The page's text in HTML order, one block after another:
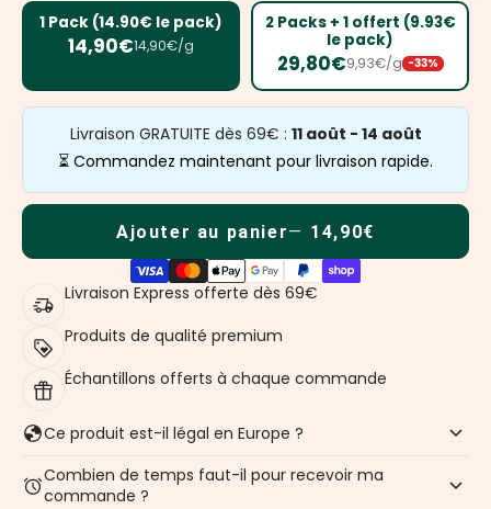
1 Pack (14.90€ le pack)
14,90€14,90€/g
2 Packs + 1 offert (9.93€
le pack)
29,80€9,93€/g -33%
Livraison GRATUITE dès 69€ : 11 août - 14 août
⏳ Commandez maintenant pour livraison rapide.
Ajouter au panier 14,90€
Livraison Express offerte dès 69€
Produits de qualité premium
Échantillons offerts à chaque commande
Ce produit est-il légal en Europe ?
Combien de temps faut-il pour recevoir ma
commande ?